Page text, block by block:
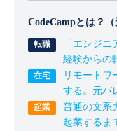
CodeCampとは？（
「エンジ
経験からの
リモートワ
する。元バ
普通の文系
起業するま